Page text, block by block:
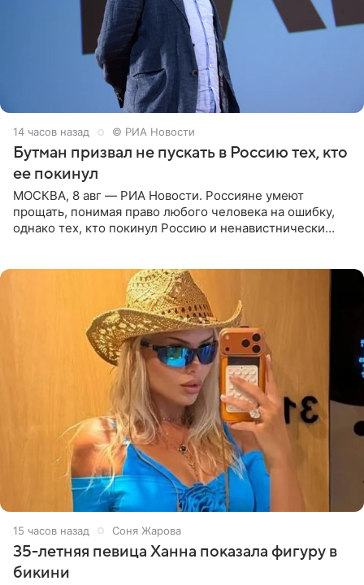
14 часов назад © РИА Новости
Бутман призвал не пускать в Россию тех, кто
ее покинул
МОСКВА, 8 авг — РИА Новости. Россияне умеют
прощать, понимая право любого человека на ошибку,
однако тех, кто покинул Россию и ненавистнически
15 часов назад Соня Жарова
35-летняя певица Ханна показала фигуру в
бикини